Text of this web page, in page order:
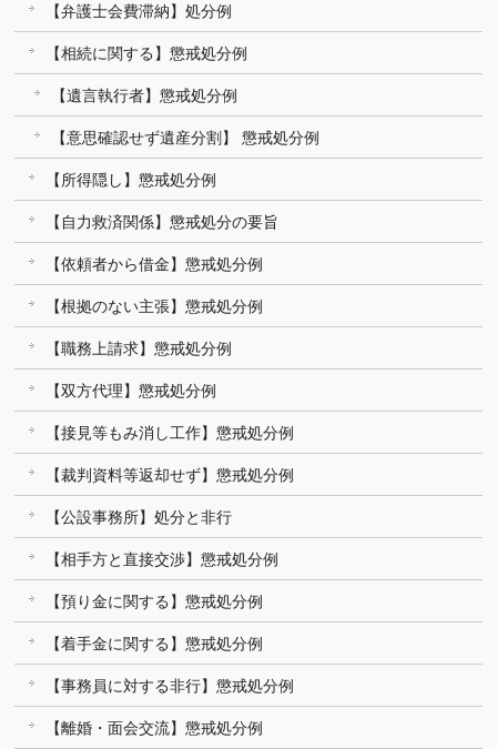
【弁護士会費滞納】処分例
【相続に関する】懲戒処分例
【遺言執行者】懲戒処分例
【意思確認せず遺産分割】 懲戒処分例
【所得隠し】懲戒処分例
【自力救済関係】懲戒処分の要旨
【依頼者から借金】懲戒処分例
【根拠のない主張】懲戒処分例
【職務上請求】懲戒処分例
【双方代理】懲戒処分例
【接見等もみ消し工作】懲戒処分例
【裁判資料等返却せず】懲戒処分例
【公設事務所】処分と非行
【相手方と直接交渉】懲戒処分例
【預り金に関する】懲戒処分例
【着手金に関する】懲戒処分例
【事務員に対する非行】懲戒処分例
【離婚・面会交流】懲戒処分例